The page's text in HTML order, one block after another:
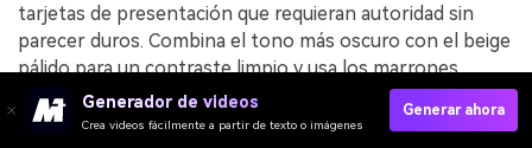
tarjetas de presentación que requieran autoridad sin
parecer duros. Combina el tono más oscuro con el beige
pálido para un contraste limpio y usa los marrones
cálidos para elementos secundarios. Consejo: una sola
línea ornamental vintage en color canela puede realzar
Generador de videos
Crea videos fácilmente a partir de texto o imágenes
Generar ahora